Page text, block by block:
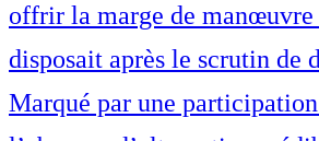
offrir la marge de
disposait après le scrutin de
Marqué par une